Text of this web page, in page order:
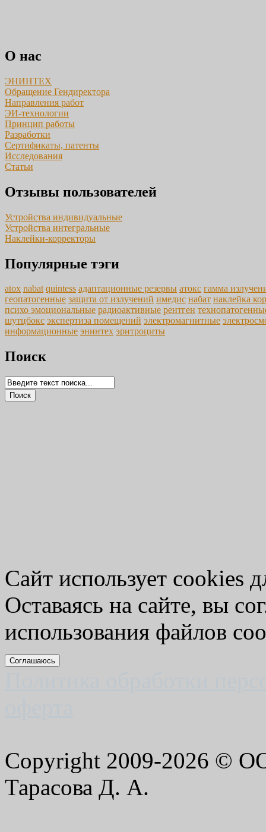
О нас
ЭНИНТЕХ
Обращение Гендиректора
Направления работ
ЭИ-технологии
Принцип работы
Разработки
Сертификаты, патенты
Исследования
Статьи
Отзывы пользователей
Устройства индивидуальные
Устройства интегральные
Наклейки-корректоры
Популярные тэги
atox nabat quintess адаптационные резервы атокс гамма
геопатогенные защита от излучений имедис набат наклейка
психо эмоциональные радиоактивные рентген
шутцбокс экспертиза помещений электромагнитные
информационные энинтех эритроциты
Поиск
Сайт использует cookies
Оставаясь на сайте, вы
использования файлов
Соглашаюсь
Copyright 2009-2026 ©
Тарасова Д. А.